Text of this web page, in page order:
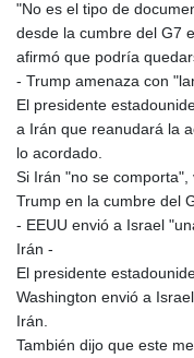
"No es el tipo de
desde la cumbre del G7
afirmó que podría
- Trump amenaza con
El presidente
a Irán que reanudará la
lo acordado.
Si Irán "no se
Trump en la cumbre del
- EEUU envió a Israel
Irán -
El presidente
Washington envió a
Irán.
También dijo que este